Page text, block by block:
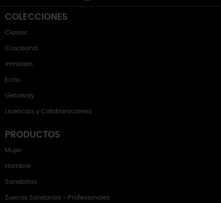
COLECCIONES
Classic
Crocband
Inmotion
Echo
Getaway
Licencias y Colaboraciones
PRODUCTOS
Mujer
Hombre
Sandalias
Zuecos Sanitarios - Profesionales